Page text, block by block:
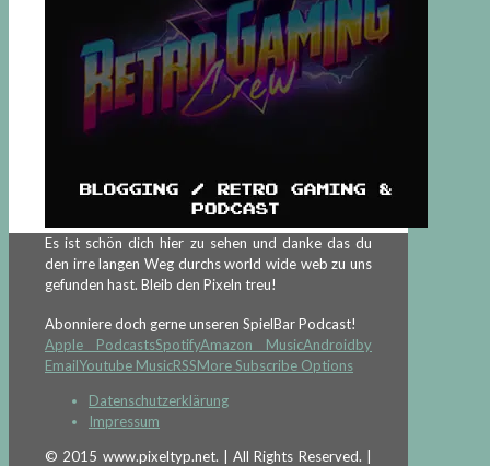
Es ist schön dich hier zu sehen und danke das du
den irre langen Weg durchs world wide web zu uns
gefunden hast. Bleib den Pixeln treu!
Abonniere doch gerne unseren SpielBar Podcast!
Apple PodcastsSpotifyAmazon MusicAndroidby
EmailYoutube MusicRSSMore Subscribe Options
Datenschutzerklärung
Impressum
© 2015 www.pixeltyp.net. | All Rights Reserved. |